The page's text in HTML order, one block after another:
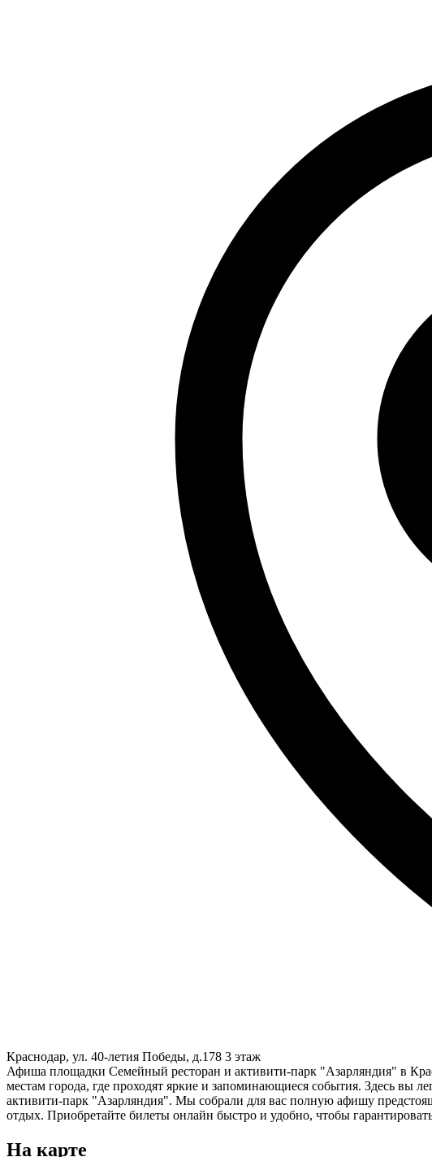
Краснодар, ул. 40-летия Победы, д.178 3 этаж
Афиша площадки Семейный ресторан и активити-парк "Азарляндия" в
местам города, где проходят яркие и запоминающиеся события. Здесь вы
активити-парк "Азарляндия". Мы собрали для вас полную афишу
отдых. Приобретайте билеты онлайн быстро и удобно, чтобы
На карте